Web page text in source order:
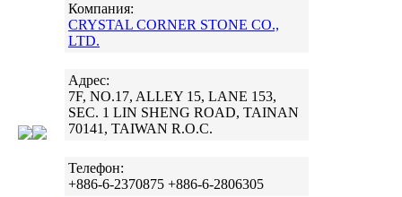
Компания:
CRYSTAL CORNER STONE CO.,
LTD.
Адрес:
7F, NO.17, ALLEY 15, LANE 153,
SEC. 1 LIN SHENG ROAD, TAINAN
70141, TAIWAN R.O.C.
Телефон:
+886-6-2370875 +886-6-2806305